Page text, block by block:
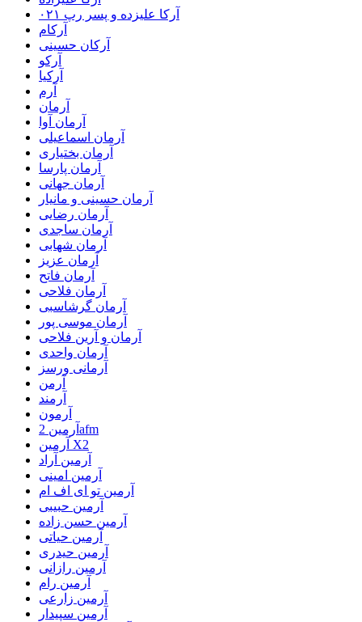
آرکا علیزده و پسر رپ ۰۲۱
آرکام
آرکان حسینی
آرکو
آرکیا
آرم
آرمان
آرمان آوا
آرمان اسماعیلی
آرمان بختیاری
آرمان پارسا
آرمان جهانی
آرمان حسینی و مانیار
آرمان رضایی
آرمان ساجدی
آرمان شهابی
آرمان عزیز
آرمان فاتح
آرمان فلاحی
آرمان گرشاسبی
آرمان موسی پور
آرمان و آرین فلاحی
آرمان واحدی
آرمانی ورسز
آرمن
آرمند
آرمون
آرمین 2afm
آرمین X2
آرمین آراد
آرمین امینی
آرمین تو ای اف ام
آرمین حبیبی
آرمین حسن زاده
آرمین حیاتی
آرمین حیدری
آرمین رازانی
آرمین رام
آرمین زارعی
آرمین سپیدار